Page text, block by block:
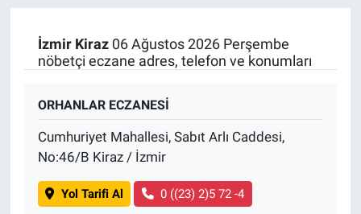
İzmir Kiraz06 Ağustos 2026 Perşembe
nöbetçi eczane adres, telefon ve konumları
ORHANLAR ECZANESİ
Cumhuriyet Mahallesi, Sabıt Arlı Caddesi,
No:46/B Kiraz / İzmir
Yol Tarifi Al 0 ((23) 2)5 72 -4
EĞİTİM
BİLİM VE TEKNOLOJİ
Güvenlik
Bölge